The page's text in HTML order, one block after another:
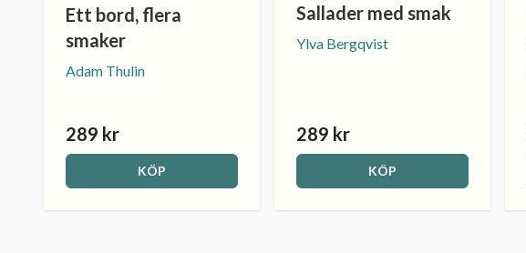
Ett bord, flera
smaker
Adam Thulin
289 kr
KÖP
Sallader med smak
Ylva Bergqvist
289 kr
KÖP